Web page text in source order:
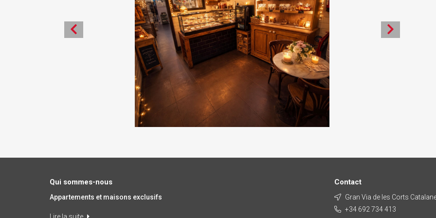
Qui sommes-nous
Appartements et maisons exclusifs
Contact
Gran Via de les Corts
+34 692 734 413